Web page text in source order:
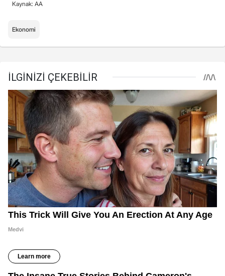
Kaynak: AA
Ekonomi